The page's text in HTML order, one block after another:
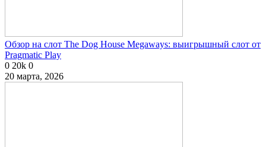
Обзор на слот The Dog House Megaways: выигрышный слот от
Pragmatic Play
0 20k 0
20 марта, 2026